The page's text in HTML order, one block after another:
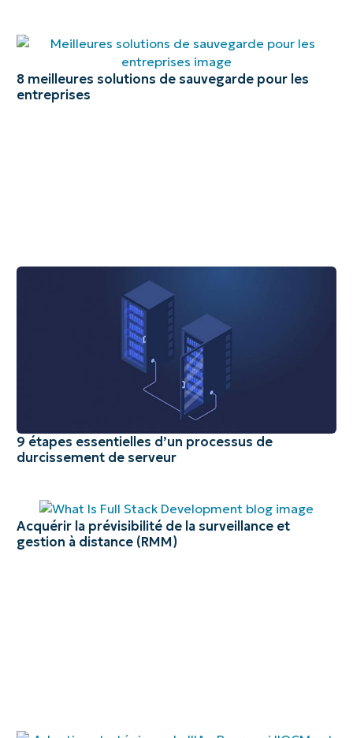
8 meilleures solutions de sauvegarde pour les
entreprises
9 étapes essentielles d’un processus de
durcissement de serveur
Acquérir la prévisibilité de la surveillance et
gestion à distance (RMM)